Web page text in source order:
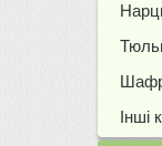
Інші